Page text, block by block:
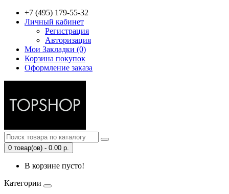
+7 (495) 179-55-32
Личный кабинет
Регистрация
Авторизация
Мои Закладки (0)
Корзина покупок
Оформление заказа
0 товар(ов) - 0.00 р.
В корзине пусто!
Категории